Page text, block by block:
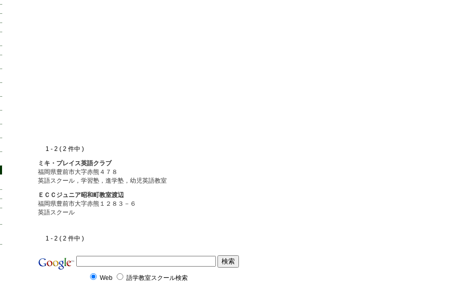
1 - 2 ( 2 件中 )
ミキ・プレイス英語クラブ
福岡県豊前市大字赤熊４７８
英語スクール，学習塾，進学塾，幼児英語教室
ＥＣＣジュニア昭和町教室渡辺
福岡県豊前市大字赤熊１２８３－６
英語スクール
1 - 2 ( 2 件中 )
Web 語学教室スクール検索